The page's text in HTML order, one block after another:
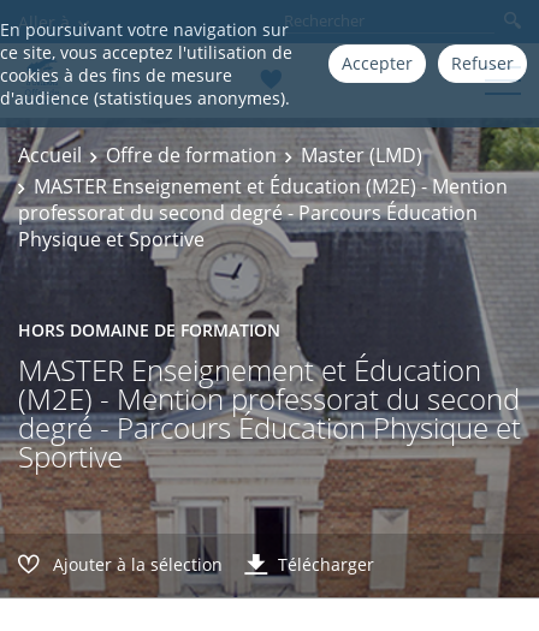
En poursuivant votre navigation sur
ce site, vous acceptez l'utilisation de
cookies à des fins de mesure
d'audience (statistiques anonymes).
Accepter Refuser
Aller à
Accueil Offre de formation
Master (LMD)
MASTER Enseignement et Éducation (M2E) - Mention
professorat du second degré - Parcours Éducation
Physique et Sportive
HORS DOMAINE DE FORMATION
MASTER Enseignement et Éducation
(M2E) - Mention professorat du second
degré - Parcours Éducation Physique et
Sportive
Ajouter à la sélection Télécharger